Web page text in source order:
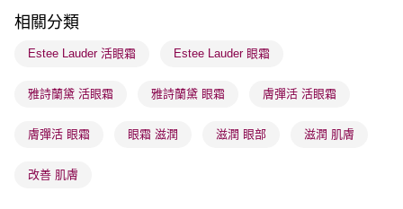
物流公司進行物流配送
每筆HK$65.00，滿HK$300.00或以上免運費
(香港門市) 只顯示可選門市。確認發貨後2-5個工作天到店，3天內
每筆HK$20.00，滿HK$100.00或以上免運費
(澳門門市) 只顯示可選門市。確認發貨後2-5個工作天到店，3天內
相關分類
Estee Lauder 活眼霜 Estee Lauder 眼霜
雅詩蘭黛 活眼霜 雅詩蘭黛 眼霜 膚彈活 活眼霜
膚彈活 眼霜 眼霜 滋潤 滋潤 眼部 滋潤 肌膚
改善 肌膚